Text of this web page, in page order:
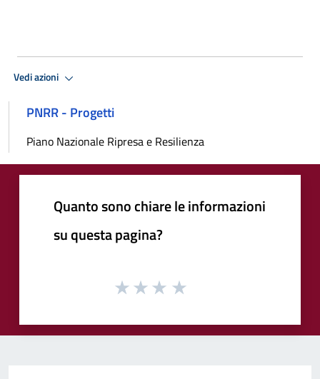
Vedi azioni
PNRR - Progetti
Piano Nazionale Ripresa e Resilienza
Quanto sono chiare le informazioni
su questa pagina?